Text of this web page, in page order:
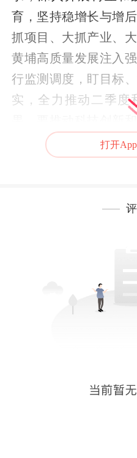
育，坚持稳增长与增
抓项目、大抓产业、
黄埔高质量发展注入
行监测调度，盯目标
实，全力推动二季度
广“拨投结合、团队跟
心模式，促进科技成
良性发展态势。要因
环境保障各类企业在
会议强调，要紧扣粤
打开